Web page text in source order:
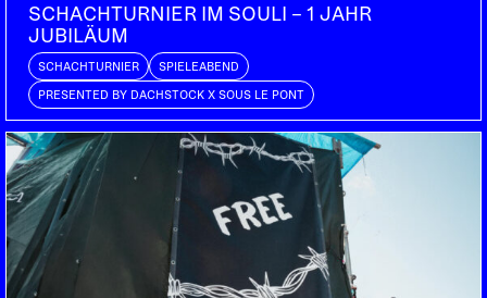
KONZERT
DINO BRANDÃO
SCHACHTURNIER IM SOULI – 1 JAHR
JUBILÄUM
SCHACHTURNIER SPIELEABEND
PRESENTED BY DACHSTOCK X SOUS LE PONT